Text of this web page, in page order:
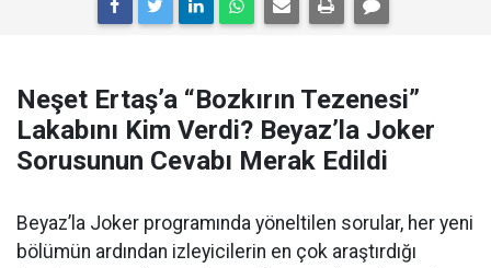
Neşet Ertaş’a “Bozkırın Tezenesi”
Lakabını Kim Verdi? Beyaz’la Joker
Sorusunun Cevabı Merak Edildi
Beyaz’la Joker programında yöneltilen sorular, her yeni
bölümün ardından izleyicilerin en çok araştırdığı